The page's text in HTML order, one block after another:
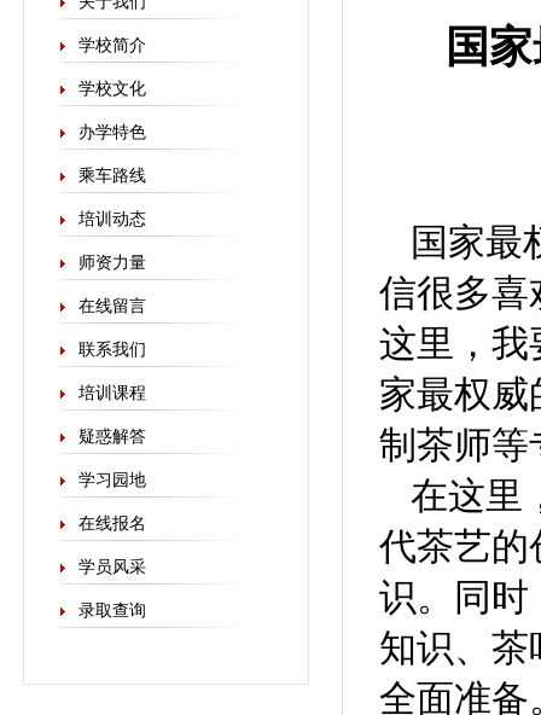
学校简介
学校文化
办学特色
乘车路线
培训动态
师资力量
在线留言
联系我们
培训课程
疑惑解答
学习园地
在线报名
学员风采
录取查询
国
国家最
信很多喜
这里，我
家最权威
制茶师等
在这里
代茶艺的
识。同时
知识、茶
全面准备